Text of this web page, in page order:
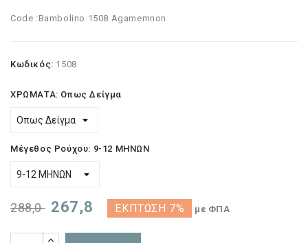
Code :Bambolino 1508 Agamemnon
Κωδικός: 1508
ΧΡΩΜΑΤΑ: Οπως Δείγμα
Μέγεθος Ρούχου: 9-12 ΜΗΝΩΝ
288,0 267,8 ΈΚΠΤΩΣΗ 7% με ΦΠΑ